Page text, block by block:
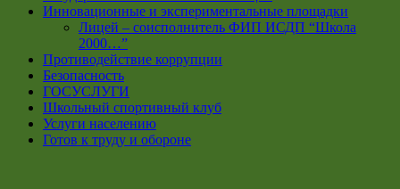
Инновационные и экспериментальные площадки
Лицей – соисполнитель ФИП ИСДП “Школа
2000…”
Противодействие коррупции
Безопасность
ГОСУСЛУГИ
Школьный спортивный клуб
Услуги населению
Готов к труду и обороне